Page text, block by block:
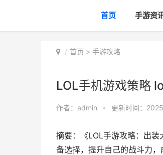
首页 手游资
首页 > 手游攻略
LOL手机游戏策略
作者： admin • 更新时间：
摘要：《LOL手游攻略：出
备选择，提升自己的战斗力